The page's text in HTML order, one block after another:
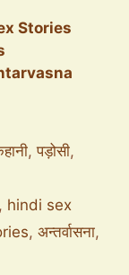
Stories
,पड़ोसी,
, hindi sex
, अन्तर्वासना,